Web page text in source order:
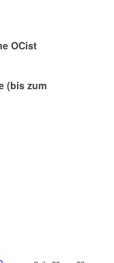
OCist
(bis zum